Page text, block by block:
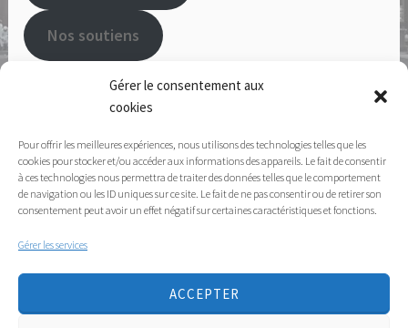
Gérer le consentement aux
cookies
Pour offrir les meilleures expériences, nous utilisons des technologies telles que les
cookies pour stocker et/ou accéder aux informations des appareils. Le fait de consentir
à ces technologies nous permettra de traiter des données telles que le comportement
de navigation ou les ID uniques sur ce site. Le fait de ne pas consentir ou de retirer son
consentement peut avoir un effet négatif sur certaines caractéristiques et fonctions.
Gérer les services
ACCEPTER
Nos soutiens
Adhérer à l'APSN
112 Rue d'Arras, 59000 LILLE -03.20.16.81.40ou
06.73.80.06.93
Afin d'améliorer l'accessibilité de notre site web, nous